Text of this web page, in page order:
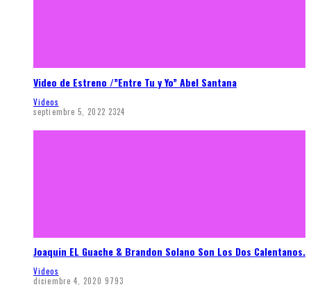
Video de Estreno /”Entre Tu y Yo” Abel Santana
Videos
septiembre 5, 2022 2324
Joaquin EL Guache & Brandon Solano Son Los Dos Calentanos.
Videos
diciembre 4, 2020 9793